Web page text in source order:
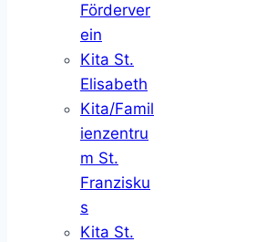
Förderver
ein
Kita St.
Elisabeth
Kita/Famil
ienzentru
m St.
Franzisku
s
Kita St.